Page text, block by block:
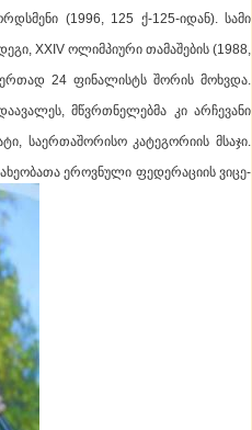
(1996, 125 ქ-125-იდან). სამი
XXIV ოლიმპიური თამაშების (1988,
ერთად 24 ფინალისტს შორის მოხვდა.
მწვრთნელებმა კი არჩევანი
საერთაშორისო კატეგორიის მსაჯი.
ეროვნული ფედერაციის ვიცე-